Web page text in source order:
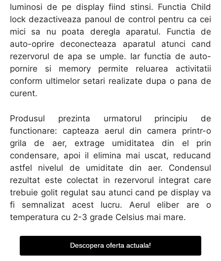
luminosi de pe display fiind stinsi. Functia Child
lock dezactiveaza panoul de control pentru ca cei
mici sa nu poata deregla aparatul. Functia de
auto-oprire deconecteaza aparatul atunci cand
rezervorul de apa se umple. Iar functia de auto-
pornire si memory permite reluarea activitatii
conform ultimelor setari realizate dupa o pana de
curent.
Produsul prezinta urmatorul principiu de
functionare: capteaza aerul din camera printr-o
grila de aer, extrage umiditatea din el prin
condensare, apoi il elimina mai uscat, reducand
astfel nivelul de umiditate din aer. Condensul
rezultat este colectat in rezervorul integrat care
trebuie golit regulat sau atunci cand pe display va
fi semnalizat acest lucru. Aerul eliber are o
temperatura cu 2-3 grade Celsius mai mare.
Descopera oferta actuala!